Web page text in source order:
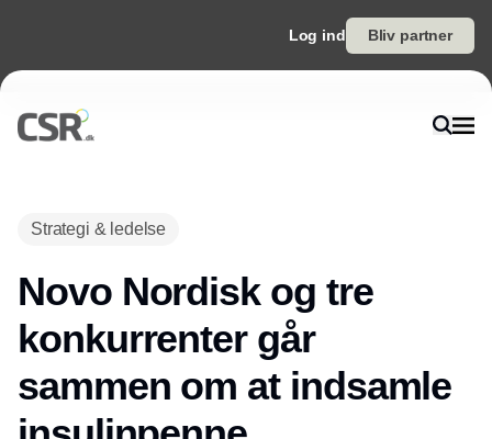
Log ind Bliv partner
Strategi & ledelse
Novo Nordisk og tre
konkurrenter går
sammen om at indsamle